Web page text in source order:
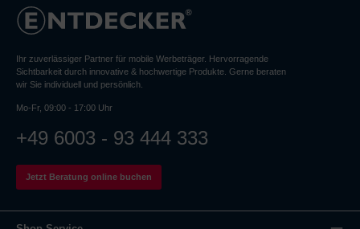
Ihr zuverlässiger Partner für mobile Werbeträger. Hervorragende
Sichtbarkeit durch innovative & hochwertige Produkte. Gerne beraten
wir Sie individuell und persönlich.
Mo-Fr, 09:00 - 17:00 Uhr
+49 6003 - 93 444 333
Jetzt Beratung online buchen